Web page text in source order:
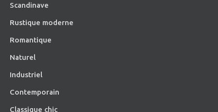
Scandinave
Rustique moderne
Romantique
Naturel
Industriel
Contemporain
Classique chic